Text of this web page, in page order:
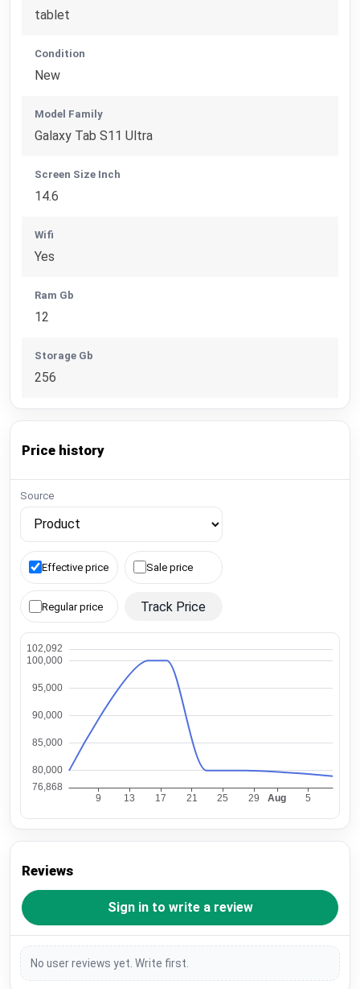
tablet
Condition
New
Model Family
Galaxy Tab S11 Ultra
Screen Size Inch
14.6
Wifi
Yes
Ram Gb
12
Storage Gb
256
Price history
Source
Effective price Sale price
Regular price Track Price
Reviews
Sign in to write a review
No user reviews yet. Write first.